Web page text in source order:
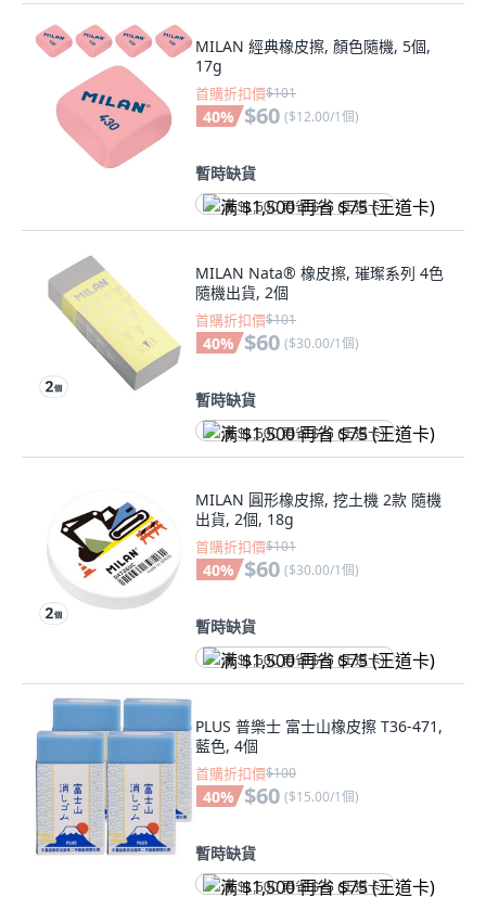
MILAN 經典橡皮擦, 顏色隨機, 5個,
17g
首購折扣價$101
40% $60 ($12.00/1個)
暫時缺貨
满 $1,500 再省 $75 (王道卡)
MILAN Nata® 橡皮擦, 璀璨系列 4色
隨機出貨, 2個
首購折扣價$101
40% $60 ($30.00/1個)
暫時缺貨
满 $1,500 再省 $75 (王道卡)
MILAN 圓形橡皮擦, 挖土機 2款 隨機
出貨, 2個, 18g
首購折扣價$101
40% $60 ($30.00/1個)
暫時缺貨
满 $1,500 再省 $75 (王道卡)
PLUS 普樂士 富士山橡皮擦 T36-471,
藍色, 4個
首購折扣價$100
40% $60 ($15.00/1個)
暫時缺貨
满 $1,500 再省 $75 (王道卡)